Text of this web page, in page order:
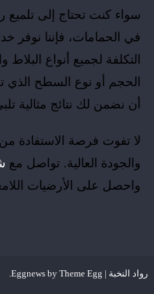
سواء كنت تحتاج إلى تلميع
في الحمامات، فإننا نوفر
التكلفة لجميع أنواع
الحجم أو نوع السطح الذي
أن نضمن لك نتائج مثالية
لا تفوت فرصة الاستفادة من
والجودة العالية. تواصل مع
واحصل على الأرضيات
رواد النخبة |
Eggnews byTheme Egg
.